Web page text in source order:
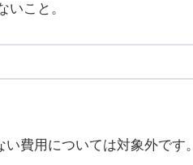
こと。
費用については対象外です。